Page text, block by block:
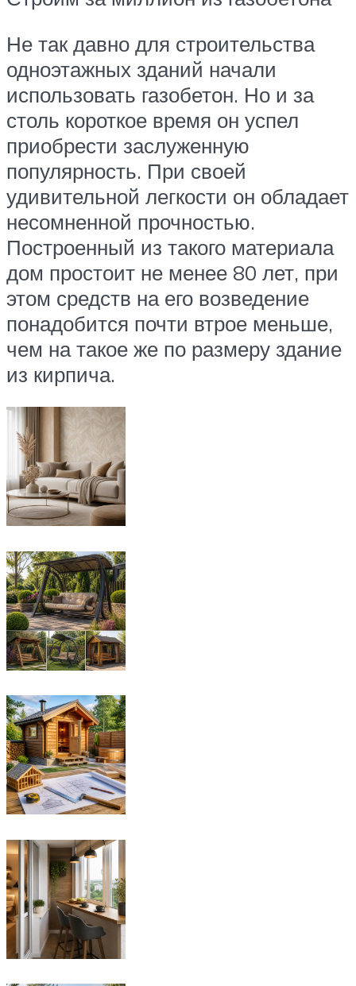
Не так давно для строительства
одноэтажных зданий начали
использовать газобетон. Но и за
столь короткое время он успел
приобрести заслуженную
популярность. При своей
удивительной легкости он обладает
несомненной прочностью.
Построенный из такого материала
дом простоит не менее 80 лет, при
этом средств на его возведение
понадобится почти втрое меньше,
чем на такое же по размеру здание
из кирпича.